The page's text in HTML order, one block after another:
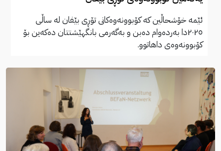
ئێمە خۆشحاڵین کە کۆبوونەوەکانی تۆڕی بێفان لە ساڵی
٢٠٢٥دا بەردەوام دەبن و بەگەرمی بانگهێشتتان دەکەین بۆ
کۆبوونەوەی داهاتوو.